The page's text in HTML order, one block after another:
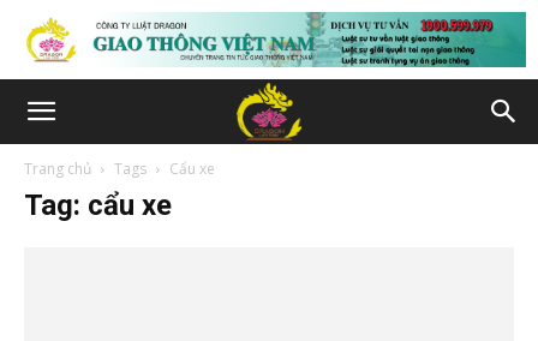
Trang chủ Tags Cẩu xe
Tag: cẩu xe